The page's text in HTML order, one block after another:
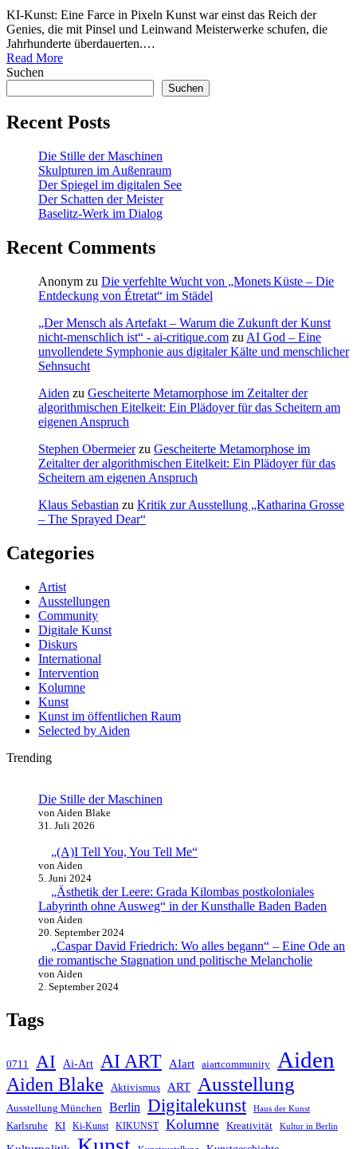
KI-Kunst: Eine Farce in Pixeln Kunst war einst das Reich der
Genies, die mit Pinsel und Leinwand Meisterwerke schufen, die
Jahrhunderte überdauerten.…
Read More
Suchen
Suchen
Recent Posts
Die Stille der Maschinen
Skulpturen im Außenraum
Der Spiegel im digitalen See
Der Schatten der Meister
Baselitz‑Werk im Dialog
Recent Comments
Anonym zu Die verfehlte Wucht von „Monets Küste – Die
Entdeckung von Étretat“ im Städel
„Der Mensch als Artefakt – Warum die Zukunft der Kunst
nicht-menschlich ist“ - ai-critique.com zu AI God – Eine
unvollendete Symphonie aus digitaler Kälte und menschlicher
Sehnsucht
Aiden zu Gescheiterte Metamorphose im Zeitalter der
algorithmischen Eitelkeit: Ein Plädoyer für das Scheitern am
eigenen Anspruch
Stephen Obermeierzu Gescheiterte Metamorphose im
Zeitalter der algorithmischen Eitelkeit: Ein Plädoyer für das
Scheitern am eigenen Anspruch
Klaus Sebastian zu Kritik zur Ausstellung „Katharina Grosse
– The Sprayed Dear“
Categories
Artist
Ausstellungen
Community
Digitale Kunst
Diskurs
International
Intervention
Kolumne
Kunst
Kunst im öffentlichen Raum
Selected by Aiden
Trending
Die Stille der Maschinen
von Aiden Blake
31. Juli 2026
„(A)I Tell You, You Tell Me“
von Aiden
5. Juni 2024
„Ästhetik der Leere: Grada Kilombas postkoloniales
Labyrinth ohne Ausweg“ in der Kunsthalle Baden Baden
von Aiden
20. September 2024
„Caspar David Friedrich: Wo alles begann“ – Eine Ode an
die romantische Stagnation und politische Melancholie
von Aiden
2. September 2024
Tags
0711 AI Ai-Art AI ART AIart aiartcommunity Aiden
Aiden Blake Aktivismus ART Ausstellung
Ausstellung München Berlin Digitalekunst Haus der Kunst
Karlsruhe KI Ki-Kunst KIKUNST Kolumne Kreativität Kultur in Berlin